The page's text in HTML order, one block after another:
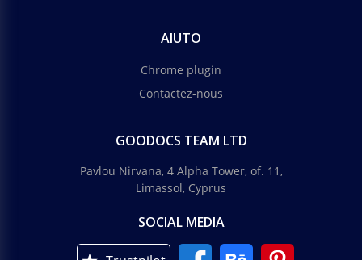
AIUTO
Chrome plugin
Contactez-nous
GOODOCS TEAM LTD
Pavlou Nirvana, 4 Alpha Tower, of. 11,
Limassol, Cyprus
SOCIAL MEDIA